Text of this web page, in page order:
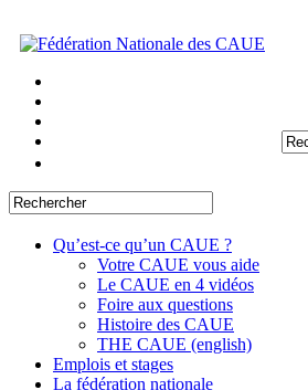
Qu’est-ce qu’un CAUE ?
Votre CAUE vous aide
Le CAUE en 4 vidéos
Foire aux questions
Histoire des CAUE
THE CAUE (english)
Emplois et stages
La fédération nationale